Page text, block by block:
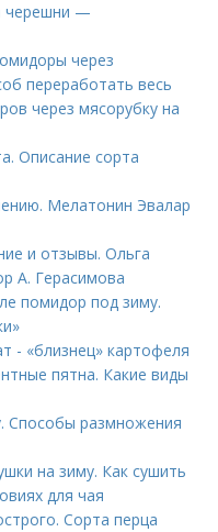
черешни —
через
переработать весь
через мясорубку на
Описание сорта
Мелатонин Эвалар
и отзывы. Ольга
А. Герасимова
помидор под зиму.
- «близнец» картофеля
пятна. Какие виды
Способы размножения
на зиму. Как сушить
для чая
Сорта перца